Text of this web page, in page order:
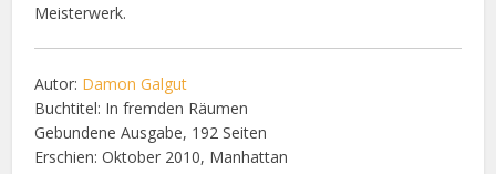
Meisterwerk.
Autor: Damon Galgut
Buchtitel: In fremden Räumen
Gebundene Ausgabe, 192 Seiten
Erschien: Oktober 2010, Manhattan